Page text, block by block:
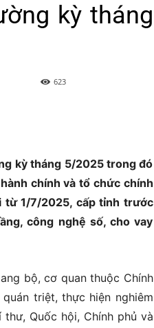
kỳ tháng
623
kỳ tháng 5/2025 trong đó
chính và tổ chức chính
từ 1/7/2025, cấp tỉnh trước
công nghệ số, cho vay
bộ, cơ quan thuộc Chính
triệt, thực hiện nghiêm
Quốc hội, Chính phủ và